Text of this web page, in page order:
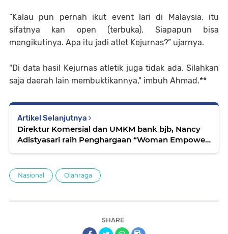
“Kalau pun pernah ikut event lari di Malaysia, itu
sifatnya kan open (terbuka). Siapapun bisa
mengikutinya. Apa itu jadi atlet Kejurnas?” ujarnya.
"Di data hasil Kejurnas atletik juga tidak ada. Silahkan
saja daerah lain membuktikannya," imbuh Ahmad.**
Artikel Selanjutnya
Direktur Komersial dan UMKM bank bjb, Nancy
Adistyasari raih Penghargaan “Woman Empower
Nasional Olahraga
SHARE